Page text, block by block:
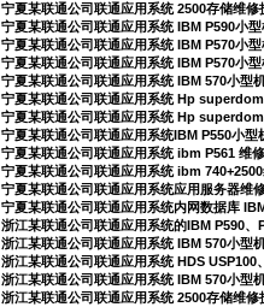
宁夏某联通公司联通应用系统 2500存储维修
宁夏某联通公司联通应用系统 IBM P590小
宁夏某联通公司联通应用系统 IBM P570小
宁夏某联通公司联通应用系统 IBM P570小
宁夏某联通公司联通应用系统 IBM 570小型
宁夏某联通公司联通应用系统 Hp
宁夏某联通公司联通应用系统 Hp
宁夏某联通公司联通应用系统IBM P550小型
宁夏某联通公司联通应用系统 ibm P561 维
宁夏某联通公司联通应用系统 ibm
宁夏某联通公司联通应用系统应用服务器维
宁夏某联通公司联通应用系统内网数据库
浙江某联通公司联通应用系统的IBM P590
浙江某联通公司联通应用系统 IBM 570小型
浙江某联通公司联通应用系统 HDS
浙江某联通公司联通应用系统 IBM 570小型
浙江某联通公司联通应用系统 2500存储维修